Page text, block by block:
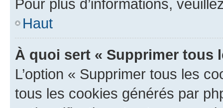
Pour plus d’informations,
Haut
À quoi sert « Supprimer tous
L’option « Supprimer tous les
tous les cookies générés par